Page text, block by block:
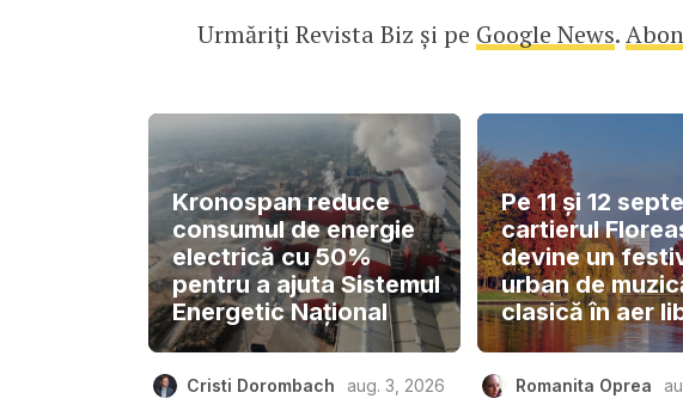
Urmăriți Revista Biz și pe Google News.
Kronospan reduce
consumul de energie
electrică cu 50%
pentru a ajuta Sistemul
Energetic Național
Cristi Dorombach aug. 3, 2026
Pe 11 și 12
cartierul
devine un
urban de
clasică în aer
Romanita Oprea